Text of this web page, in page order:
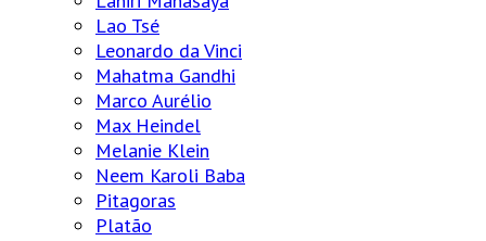
Lao Tsé
Leonardo da Vinci
Mahatma Gandhi
Marco Aurélio
Max Heindel
Melanie Klein
Neem Karoli Baba
Pitagoras
Platão